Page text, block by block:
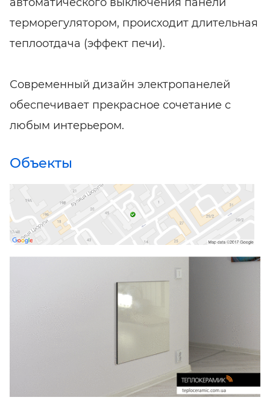
терморегулятором, происходит длительная
теплоотдача (эффект печи).
Современный дизайн электропанелей
обеспечивает прекрасное сочетание с
любым интерьером.
Объекты